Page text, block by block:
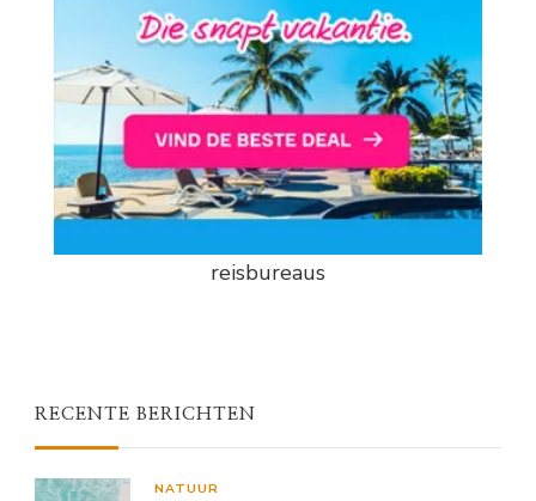
reisbureaus
RECENTE BERICHTEN
NATUUR